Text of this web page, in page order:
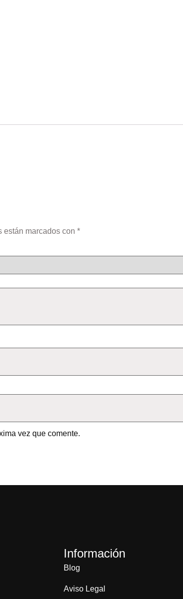
están marcados con *
vez que comente.
Información
Blog
Aviso Legal